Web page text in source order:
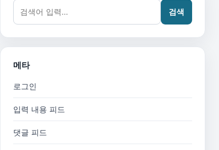
검색어:
검색
메타
로그인
입력 내용 피드
댓글 피드